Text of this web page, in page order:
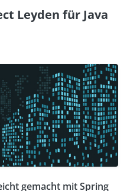
Leyden für Java
gemacht mit Spring